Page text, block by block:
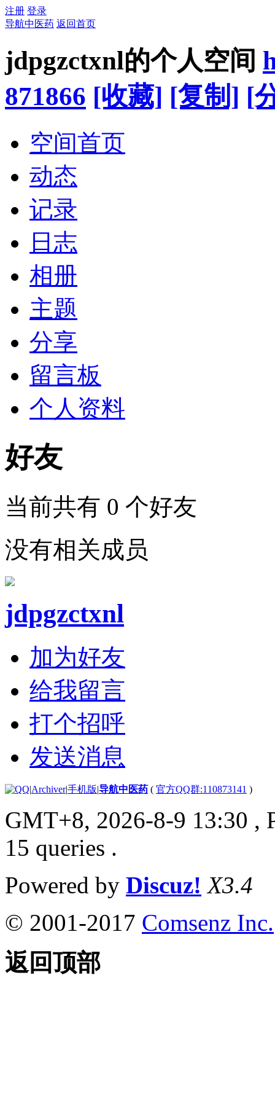
注册 登录
导航中医药 返回首页
jdpgzctxnl的个人空间
871866 [收藏] [复制] [
空间首页
动态
记录
日志
相册
主题
分享
留言板
个人资料
好友
当前共有 0 个好友
没有相关成员
jdpgzctxnl
加为好友
给我留言
打个招呼
发送消息
|Archiver|手机版|导航中医药 ( 官方QQ群:110873141 )
GMT+8, 2026-8-9 13:30 ,
15 queries .
Powered by Discuz! X3.4
© 2001-2017 Comsenz Inc.
返回顶部